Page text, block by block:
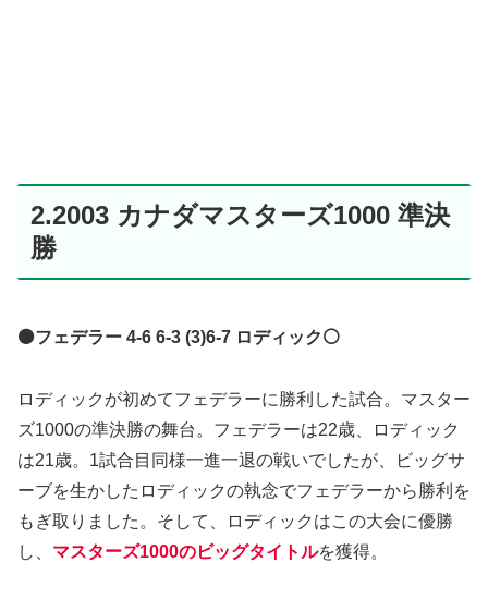
2.2003 カナダマスターズ1000 準決
勝
⚫️フェデラー 4-6 6-3 (3)6-7 ロディック⚪️
ロディックが初めてフェデラーに勝利した試合。マスター
ズ1000の準決勝の舞台。フェデラーは22歳、ロディック
は21歳。1試合目同様一進一退の戦いでしたが、ビッグサ
ーブを生かしたロディックの執念でフェデラーから勝利を
もぎ取りました。そして、ロディックはこの大会に優勝
し、 マスターズ1000のビッグタイトルを獲得。